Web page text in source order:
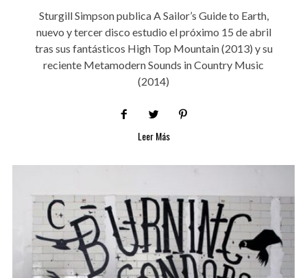
Sturgill Simpson publica A Sailor’s Guide to Earth,
nuevo y tercer disco estudio el próximo 15 de abril
tras sus fantásticos High Top Mountain (2013) y su
reciente Metamodern Sounds in Country Music
(2014)
Leer Más